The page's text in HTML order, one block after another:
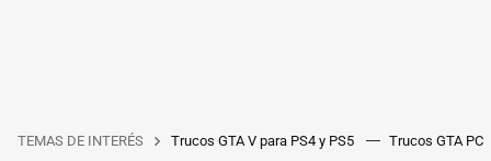
TEMAS DE INTERÉS Trucos GTA V para PS4 y PS5 Trucos GTA PC